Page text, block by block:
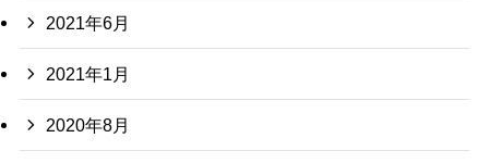
2021年6月
2021年1月
2020年8月